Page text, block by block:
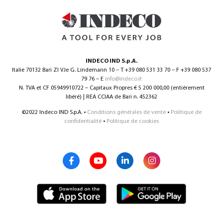
INDECO IND S.p.A.
Italie 70132 Bari ZI V.le G. Lindemann 10 – T +39 080 531 33 70 – F +39 080 537
79 76 – E info@indeco.it
N. TVA et CF 05949910722 – Capitaux Propres € 5 200 000,00 (entièrement
libéré) | REA CCIAA de Bari n. 452362
©2022 Indeco IND S.p.A. • Conditions générales de vente• Politique de
confidentialité • Politique de cookies